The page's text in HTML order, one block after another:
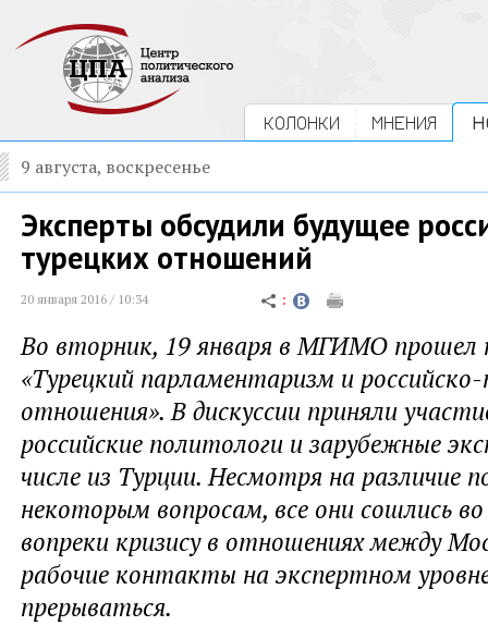
КОЛОНКИ МНЕНИЯ
9 августа, воскресенье
Эксперты обсудили будущее
турецких отношений
20 января 2016 / 10:34
Во вторник, 19 января в МГИМО прошел
«Турецкий парламентаризм и
отношения». В дискуссии приняли
российские политологи и зарубежные
числе из Турции. Несмотря на различие
некоторым вопросам, все они сошлись
вопреки кризису в отношениях между
рабочие контакты на экспертном
прерываться.